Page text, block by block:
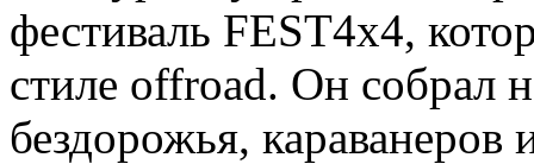
фестиваль FEST4x4,
стиле offroad. Он собрал
бездорожья, караванеров